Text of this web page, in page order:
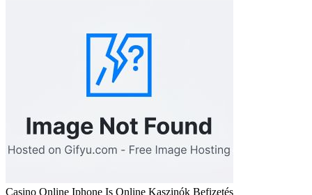
Casino Online Iphone Is Online Kaszinók Befizetés